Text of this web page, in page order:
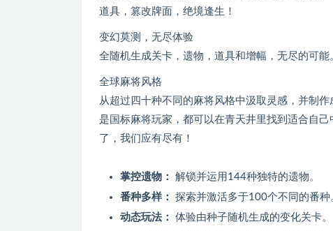
道具，篡改牌面，绝境逢生！
变幻莫测，无尽体验
全随机生成关卡，遗物，道具和增幅，无尽的可
全球麻将风格
从超过四十种不同的麻将风格中汲取灵感，并制
是国标麻将玩家，都可以在青天井里找到适合自
了，我们应有尽有！
掌控遗物：
解锁并运用144种独特的遗物。
番种多样：
探索并激活多于100个不同的番种
动态玩法：
体验由种子随机生成的变化关卡。